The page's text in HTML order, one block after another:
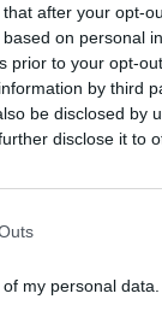
after your opt-
on personal
prior to your opt-
by third
be disclosed by
disclose it to
my personal data.
για
νερού.
το σώμα
6-8
για
της
ένα